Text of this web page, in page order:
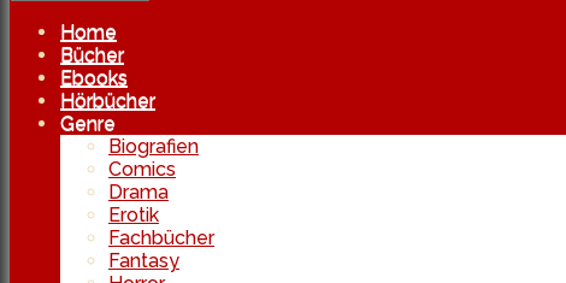
Home
Bücher
Ebooks
Hörbücher
Genre
Biografien
Comics
Drama
Erotik
Fachbücher
Fantasy